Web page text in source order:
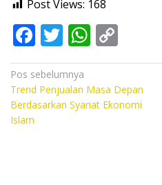
Post Views: 168
F
ac
e
b
T
w
itt
er
W
h
at
s
o
p
y
Navigasi
pos
Pos sebelumnya
Trend Penjualan Masa Depan
Berdasarkan Syariat Ekonomi
Islam